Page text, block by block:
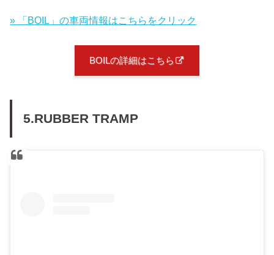
» 「BOIL」の車両情報はこちらをクリック
BOILの詳細はこちら
5.RUBBER TRAMP